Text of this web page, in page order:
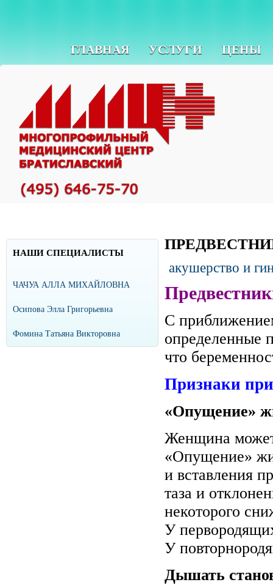
ГЛАВНАЯ УСЛУГИ ЦЕНЫ
НАШИ СПЕЦИАЛИСТЫ
ЧАЧУА АЛЛА МИХАЙЛОВНА
Осипова Элла Григорьевна
Фомина Татьяна Викторовна
акушерство и
С
определенные
что
Признаки
«Опущение»
Женщина может
«Опущение»
и вставления
таза и
некоторого
У
У
Дышать